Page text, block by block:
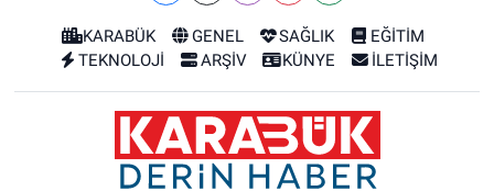
KARABÜK GENEL SAĞLIK
EĞİTİM
TEKNOLOJİ
ARŞİV KÜNYE İLETİŞİM